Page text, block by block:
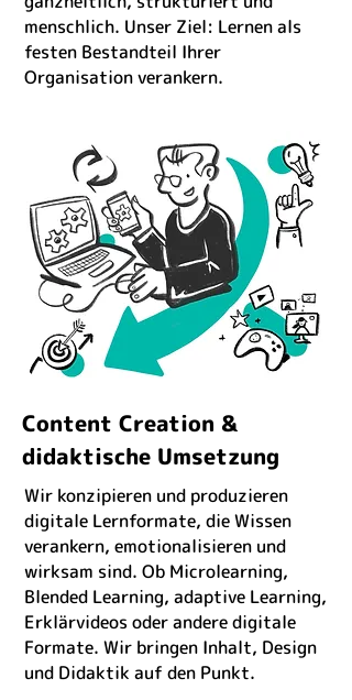
menschlich. Unser Ziel: Lernen als
festen Bestandteil Ihrer
Organisation verankern.
Content Creation &
didaktische Umsetzung​
Wir konzipieren und produzieren
digitale Lernformate, die Wissen
verankern, emotionalisieren und
wirksam sind. Ob Microlearning,
Blended Learning, adaptive Learning,
Erklärvideos oder andere digitale
Formate. Wir bringen Inhalt, Design
und Didaktik auf den Punkt.